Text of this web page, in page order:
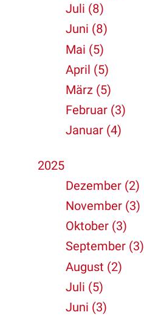
Juli (8)
Juni (8)
Mai (5)
April (5)
März (5)
Februar (3)
Januar (4)
2025
Dezember (2)
November (3)
Oktober (3)
September (3)
August (2)
Juli (5)
Juni (3)